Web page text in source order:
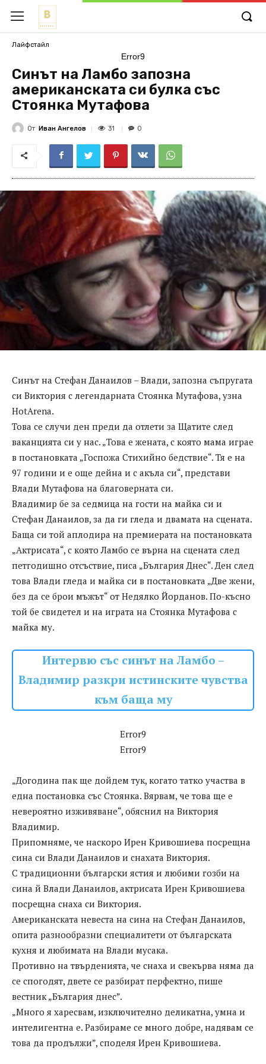
Лайфстайл
Error9
Синът на Ламбо запозна
американската си булка със
Стоянка Мутафова
От Иван Ангелов 31 0
Синът на Стефан Данаилов – Влади, запозна съпругата
си Виктория с легендарната Стоянка Мутафова, узна
HotArena.
Това се случи ден преди да отлети за Щатите след
ваканцията си у нас. „Това е жената, с която мама играе
в постановката „Госпожа Стихийно бедствие“. Тя е на
97 години и е още дейна и с акъла си“, представи
Влади Мутафова на благоверната си.
Владимир бе за седмица на гости на майка си и
Стефан Данаилов, за да ги гледа и двамата на сцената.
Баща си той аплодира на премиерата на постановката
„Актрисата“, с която Ламбо се върна на сцената след
петгодишно отсъствие, писа „България Днес“. Ден след
това Влади гледа и майка си в постановката „Две жени,
без да се брои мъжът“ от Недялко Йорданов. По-късно
той бе свидетел и на играта на Стоянка Мутафова с
майка му.
Интервю със синът на Ламбо –
Владимир разкри истинските чувства
към баща му
Error9
Error9
„Догодина пак ще дойдем тук, когато татко участва в
една постановка със Стоянка. Вярвам, че това ще е
невероятно изживяване“, обяснил на Виктория
Владимир.
Припомняме, че наскоро Ирен Кривошиева посрещна
сина си Влади Данаилов и снахата Виктория.
С традиционни български ястия и любими гозби на
сина й Влади Данаилов, актрисата Ирен Кривошиева
посрещна снаха си Виктория.
Американската невеста на сина на Стефан Данаилов,
опита разнообразни специалитети от българската
кухня и любимата на Влади мусака.
Противно на твърденията, че снаха и свекърва няма да
се спогодят, двете се разбират перфектно, пише
вестник „България днес”.
„Много я харесвам, изключително деликатна, умна и
интелигентна е. Разбираме се много добре, надявам се
това да продължи”, споделя Ирен Кривошиева.